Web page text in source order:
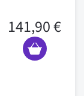
141,90 €